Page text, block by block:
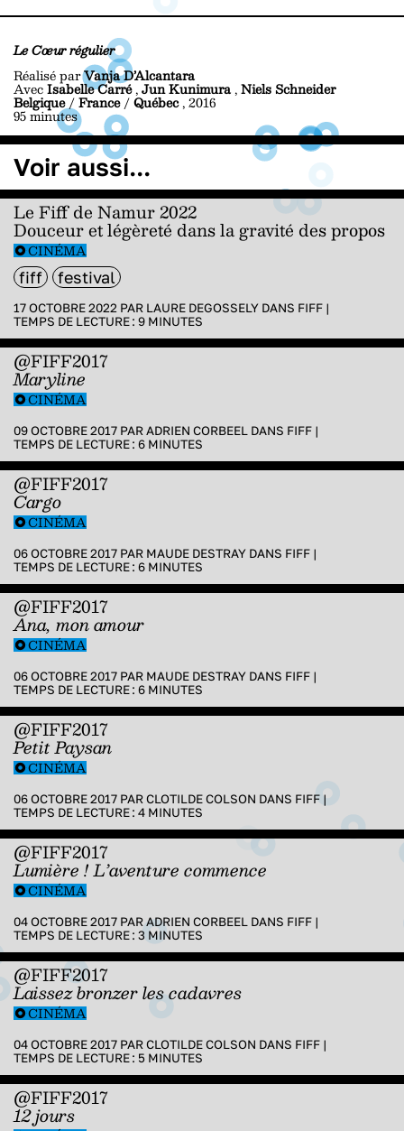
Le Cœur régulier
Réalisé parVanja D’Alcantara
AvecIsabelle Carré,Jun Kunimura,Niels Schneider
Belgique/France/Québec, 2016
95 minutes
Voir aussi...
Le Fiff de Namur 2022
Douceur et légèreté dans la gravité des propos
CINÉMA
fiff festival
17 OCTOBRE 2022 PAR LAURE DEGOSSELY DANS FIFF |
TEMPS DE LECTURE : 9 MINUTES
@FIFF2017
Maryline
CINÉMA
09 OCTOBRE 2017 PARADRIEN CORBEEL DANS FIFF |
TEMPS DE LECTURE : 6 MINUTES
@FIFF2017
Cargo
CINÉMA
06 OCTOBRE 2017 PAR MAUDE DESTRAY DANS FIFF |
TEMPS DE LECTURE : 6 MINUTES
@FIFF2017
Ana, mon amour
CINÉMA
06 OCTOBRE 2017 PAR MAUDE DESTRAY DANS FIFF |
TEMPS DE LECTURE : 6 MINUTES
@FIFF2017
Petit Paysan
CINÉMA
06 OCTOBRE 2017 PARCLOTILDE COLSON DANS FIFF |
TEMPS DE LECTURE : 4 MINUTES
@FIFF2017
Lumière ! L’aventure commence
CINÉMA
04 OCTOBRE 2017 PARADRIEN CORBEEL DANS FIFF |
TEMPS DE LECTURE : 3 MINUTES
@FIFF2017
Laissez bronzer les cadavres
CINÉMA
04 OCTOBRE 2017 PARCLOTILDE COLSON DANS FIFF |
TEMPS DE LECTURE : 5 MINUTES
@FIFF2017
12 jours